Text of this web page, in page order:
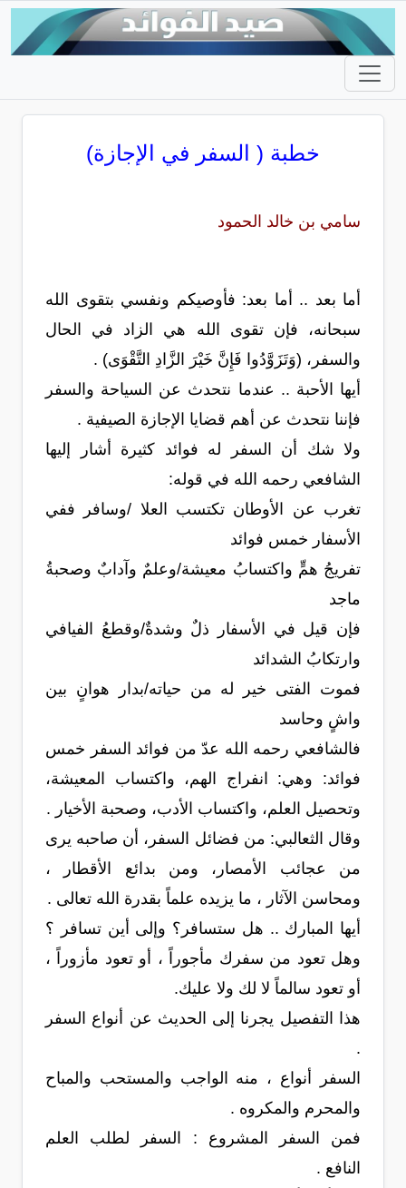
خطبة ( السفر في الإجازة)
سامي بن خالد الحمود
أما بعد .. أما بعد: فأوصيكم ونفسي بتقوى الله
سبحانه، فإن تقوى الله هي الزاد في الحال
والسفر، (وَتَزَوَّدُوا فَإِنَّ خَيْرَ الزَّادِ التَّقْوَى) .
أيها الأحبة .. عندما نتحدث عن السياحة والسفر
فإننا نتحدث عن أهم قضايا الإجازة الصيفية .
ولا شك أن السفر له فوائد كثيرة أشار إليها
الشافعي رحمه الله في قوله:
تغرب عن الأوطان تكتسب العلا /وسافر ففي
الأسفار خمس فوائد
تفريجُ همٍّ واكتسابُ معيشة/وعلمٌ وآدابٌ وصحبةُ
ماجد
فإن قيل في الأسفار ذلٌ وشدةٌ/وقطعُ الفيافي
وارتكابُ الشدائد
فموت الفتى خير له من حياته/بدار هوانٍ بين
واشٍ وحاسد
فالشافعي رحمه الله عدّ من فوائد السفر خمس
فوائد: وهي: انفراج الهم، واكتساب المعيشة،
وتحصيل العلم، واكتساب الأدب، وصحبة الأخيار .
وقال الثعالبي: من فضائل السفر، أن صاحبه يرى
من عجائب الأمصار، ومن بدائع الأقطار ،
ومحاسن الآثار ، ما يزيده علماً بقدرة الله تعالى .
أيها المبارك .. هل ستسافر؟ وإلى أين تسافر ؟
وهل تعود من سفرك مأجوراً ، أو تعود مأزوراً ،
أو تعود سالماً لا لك ولا عليك.
هذا التفصيل يجرنا إلى الحديث عن أنواع السفر
.
السفر أنواع ، منه الواجب والمستحب والمباح
والمحرم والمكروه .
فمن السفر المشروع : السفر لطلب العلم
النافع .